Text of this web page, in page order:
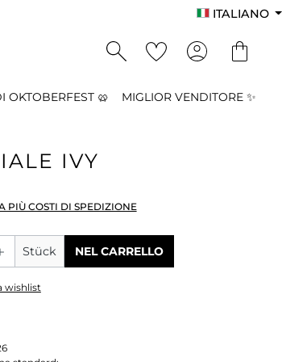
ITALIANO
OKTOBERFEST 🥨 MIGLIOR VENDITORE ✨
IVY
PIÙ COSTI DI SPEDIZIONE
del prodotto: inserisci la
Stück NEL CARRELLO
wishlist